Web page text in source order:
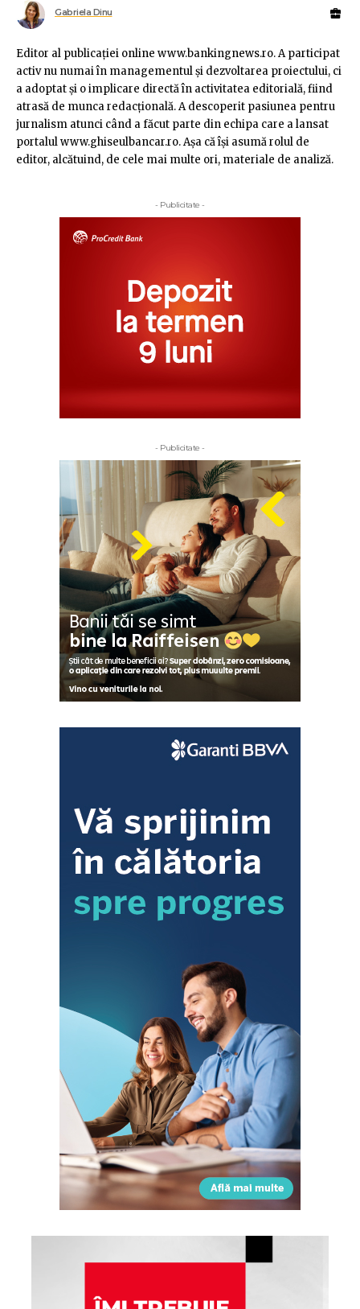
Gabriela Dinu
Editor al publicaţiei online www.bankingnews.ro. A participat
activ nu numai în managementul şi dezvoltarea proiectului, ci
a adoptat şi o implicare directă în activitatea editorială, fiind
atrasă de munca redacţională. A descoperit pasiunea pentru
jurnalism atunci când a făcut parte din echipa care a lansat
portalul www.ghiseulbancar.ro. Așa că îşi asumă rolul de
editor, alcătuind, de cele mai multe ori, materiale de analiză.
- Publicitate -
- Publicitate -